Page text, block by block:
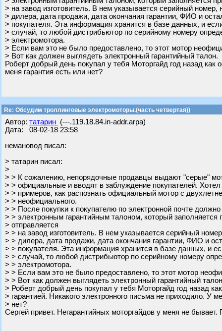
> на завод изготовитель. В нем указывается серийный
> дилера, дата продажи, дата окончания гарантии, ФИО и
> покупателя. Эта информация хранится в базе данных, и
> случай, то любой дистрибьютор по серийному номеру
> электромотора.
> Если вам это не было предоставлено, то этот мотор
> Вот как должен выглядеть электронный гарантийный талон.
Роберт добрый день покупал у тебя Моторгайд год назад
меня гарантия есть или нет?
Re: Обсудим троллинговые электромоторы.(часть четвертая))
Автор: татарин (---.119.18.84.in-addr.arpa)
Дата: 08-02-18 23:58
немановод писал:
> татарин писал:
>
> > К сожалению, непорядочные продавцы выдают "серые"
> > официальные и вводят в заблуждение покупателей.
> > примеров, как распознать официальный мотор с
> > неофициального.
> > После покупки к покупателю по электронной почте
> > электронным гарантийным талоном, который заполняется
> отправляется
> > на завод изготовитель. В нем указывается серийный
> > дилера, дата продажи, дата окончания гарантии, ФИО и
> > покупателя. Эта информация хранится в базе данных, и
> > случай, то любой дистрибьютор по серийному номеру
> > электромотора.
> > Если вам это не было предоставлено, то этот мотор
> > Вот как должен выглядеть электронный гарантийный
> Роберт добрый день покупал у тебя Моторгайд год назад
> гарантией. Никакого электронного письма не приходило. У
> нет?
Сергей привет. Негарантийных моторгайдов у меня не